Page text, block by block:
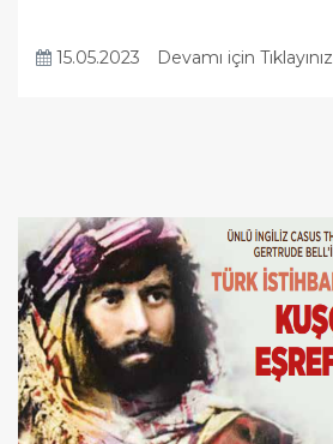
15.05.2023 Devamı için Tıklayınız